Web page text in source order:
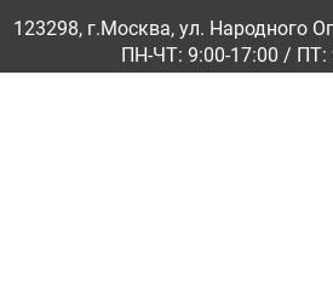
123298, г.Москва, ул. Народного
ПН-ЧТ: 9:00-17:00 / ПТ: